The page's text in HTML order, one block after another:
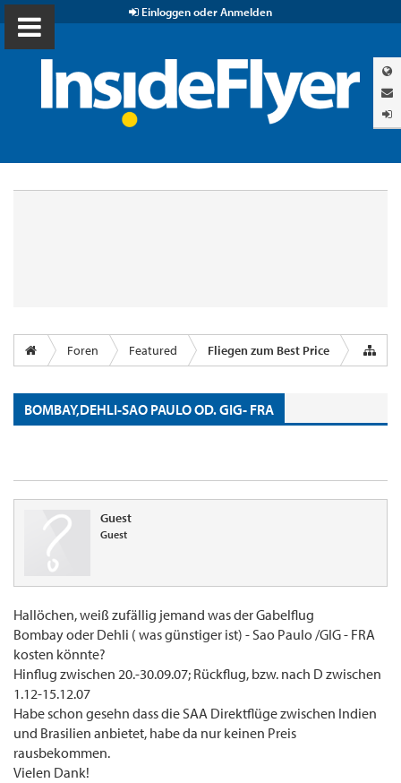
Einloggen oder Anmelden
Foren Featured Fliegen zum Best Price
BOMBAY,DEHLI-SAO PAULO OD. GIG- FRA
Guest
Guest
Hallöchen, weiß zufällig jemand was der Gabelflug
Bombay oder Dehli ( was günstiger ist) - Sao Paulo /GIG - FRA
kosten könnte?
Hinflug zwischen 20.-30.09.07; Rückflug, bzw. nach D zwischen
1.12-15.12.07
Habe schon gesehn dass die SAA Direktflüge zwischen Indien
und Brasilien anbietet, habe da nur keinen Preis
rausbekommen.
Vielen Dank!